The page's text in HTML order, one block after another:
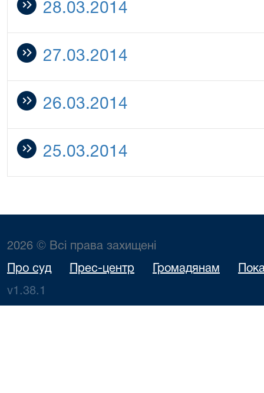
28.03.2014
27.03.2014
26.03.2014
25.03.2014
2026 © Всі права захищені
Про суд Прес-центр Громадянам
v1.38.1